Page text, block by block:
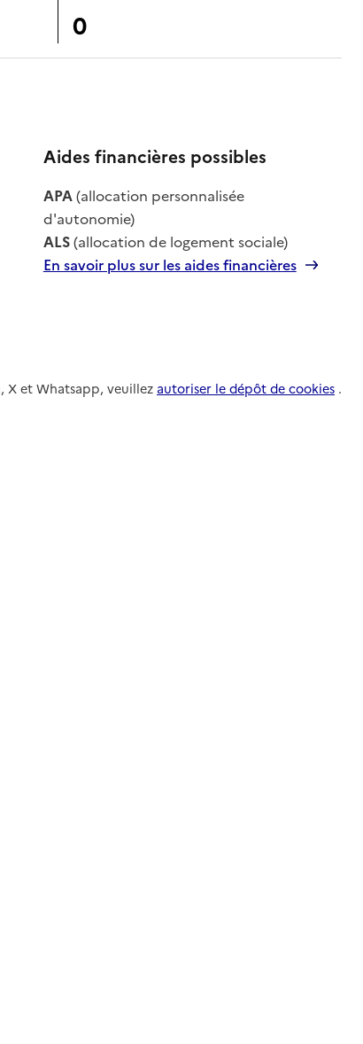
0
Aides financières possibles
APA(allocation personnalisée
d'autonomie)
ALS(allocation de logement sociale)
En savoir plus sur les aides financières
X et Whatsapp, veuillez autoriser le dépôt de cookies .